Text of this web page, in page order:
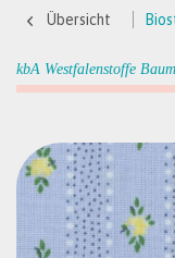
Übersicht
kbA Westfalenstoffe